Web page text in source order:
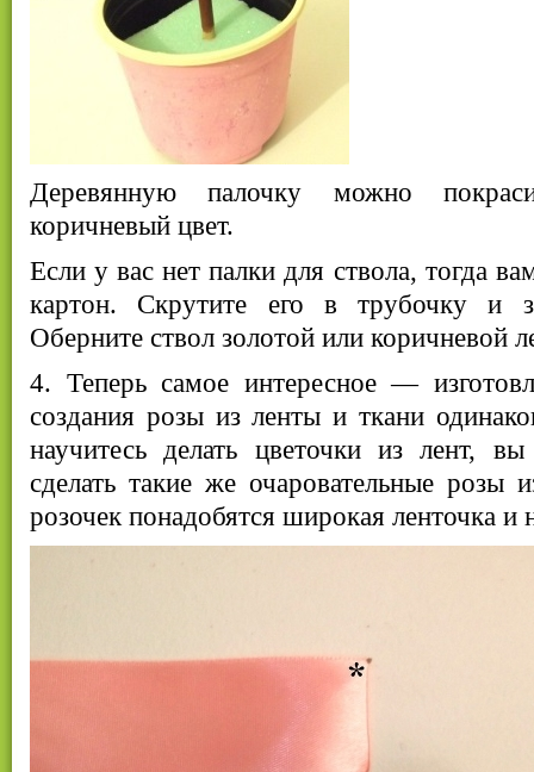
Деревянную палочку можно
коричневый цвет.
Если у вас нет палки для ствола, тогда
картон. Скрутите его в трубочку и
Оберните ствол золотой или коричневой
4. Теперь самое интересное —
создания розы из ленты и ткани
научитесь делать цветочки из лент,
сделать такие же очаровательные розы
розочек понадобятся широкая ленточка и